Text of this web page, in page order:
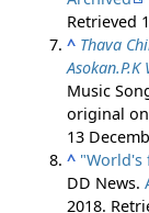
Retrieved
^ Thava Chinthasu
Music
original on
13
^ "World's
DD News.
2018.